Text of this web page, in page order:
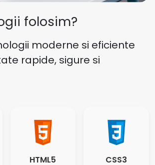
folosim?
moderne si eficiente
rapide, sigure si
HTML5 CSS3